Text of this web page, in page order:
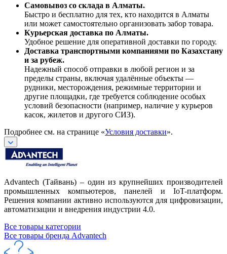
Самовывоз со склада в Алматы.
Быстро и бесплатно для тех, кто находится в Алматы
или может самостоятельно организовать забор товара.
Курьерская доставка по Алматы.
Удобное решение для оперативной доставки по городу.
Доставка транспортными компаниями по Казахстану
и за рубеж.
Надежный способ отправки в любой регион и за
пределы страны, включая удалённые объекты —
рудники, месторождения, режимные территории и
другие площадки, где требуется соблюдение особых
условий безопасности (например, наличие у курьеров
касок, жилетов и другого СИЗ).
Подробнее см. на странице «Условия доставки».
Advantech (Тайвань) – один из крупнейших производителей
промышленных компьютеров, панелей и IoT-платформ.
Решения компании активно используются для цифровизации,
автоматизации и внедрения индустрии 4.0.
Все товары категории
Все товары бренда Advantech